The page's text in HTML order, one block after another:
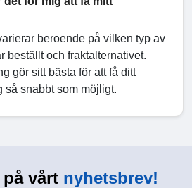
beroende på vilken typ av
beställt och fraktalternativet.
gör sitt bästa för att få ditt
så snabbt som möjligt.
vårtnyhetsbrev!